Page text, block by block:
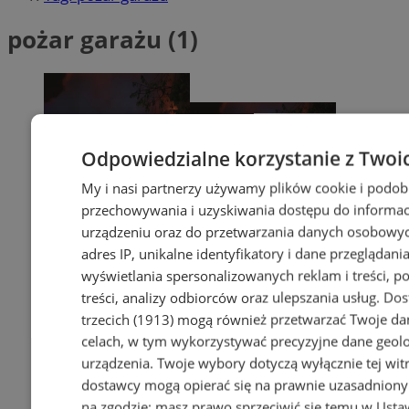
pożar garażu (1)
Odpowiedzialne korzystanie z
My i nasi partnerzy używamy plików cookie i
przechowywania i uzyskiwania dostępu do
urządzeniu oraz do przetwarzania danych
adres IP, unikalne identyfikatory i dane
wyświetlania spersonalizowanych reklam i treści,
treści, analizy odbiorców oraz ulepszania usług.
trzecich (1913)mogą również przetwarzać Twoje
celach, w tym wykorzystywać precyzyjne dane
urządzenia. Twoje wybory dotyczą wyłącznie tej
dostawcy mogą opierać się na prawnie